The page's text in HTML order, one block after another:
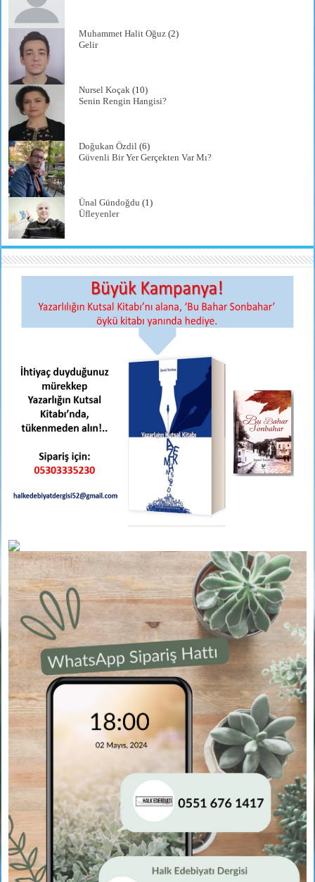
Muhammet Halit Oğuz (2)
Gelir
Nursel Koçak (10)
Senin Rengin Hangisi?
Doğukan Özdil (6)
Güvenli Bir Yer Gerçekten Var Mı?
Ünal Gündoğdu (1)
Üfleyenler